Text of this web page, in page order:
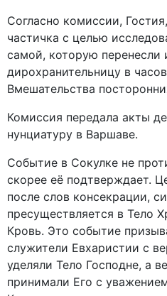
Согласно комиссии,
частичка с целью
самой, которую перенесли
дирохранительницу в
Вмешательства
Комиссия передала акты
нунциатуру в Варшаве.
Событие в Сокулке не
скорее её подтверждает.
после слов консекрации,
пресуществляется в Тело
Кровь. Это событие
служители Евхаристии с
уделяли Тело Господне, а
принимали Его с